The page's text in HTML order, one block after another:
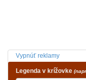
Vypnúť reklamy
Legenda v krížovke